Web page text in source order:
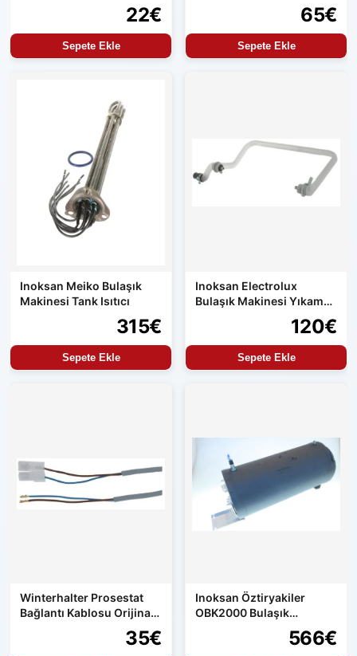
22€
Sepete Ekle
65€
Sepete Ekle
Inoksan Meiko Bulaşık
Makinesi Tank Isıtıcı
315€
Sepete Ekle
Inoksan Electrolux
Bulaşık Makinesi Yıkama
Hortumu Orijinal Yedek
120€
Sepete Ekle
Winterhalter Prosestat
Bağlantı Kablosu Orijinal
35€
Inoksan Öztiryakiler
OBK2000 Bulaşık
566€